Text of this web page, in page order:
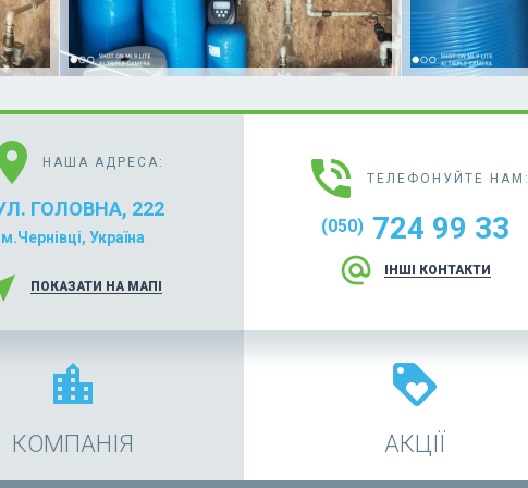
НАША АДРЕСА:
ГОЛОВНА, 222
м.Чернівці, Україна
ПОКАЗАТИ НА МАПІ
phone_in_talk ТЕЛЕФОНУЙТЕ НАМ:
(050) 724 99 33
alternate_email ІНШІ КОНТАКТИ
location_city
КОМПАНІЯ
loyalty
АКЦІЇ